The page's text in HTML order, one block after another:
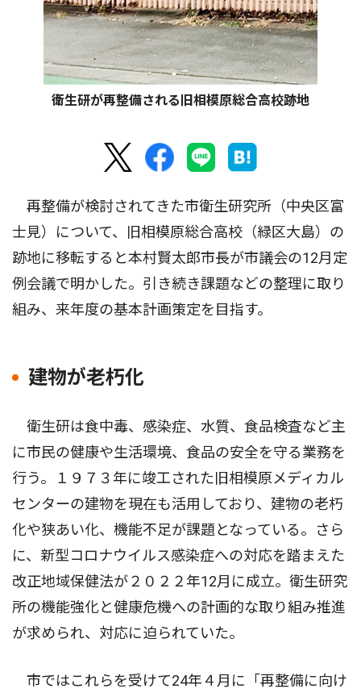
衛生研が再整備される旧相模原総合高校跡地
再整備が検討されてきた市衛生研究所（中央区富
士見）について、旧相模原総合高校（緑区大島）の
跡地に移転すると本村賢太郎市長が市議会の12月定
例会議で明かした。引き続き課題などの整理に取り
組み、来年度の基本計画策定を目指す。
建物が老朽化
衛生研は食中毒、感染症、水質、食品検査など主
に市民の健康や生活環境、食品の安全を守る業務を
行う。１９７３年に竣工された旧相模原メディカル
センターの建物を現在も活用しており、建物の老朽
化や狭あい化、機能不足が課題となっている。さら
に、新型コロナウイルス感染症への対応を踏まえた
改正地域保健法が２０２２年12月に成立。衛生研究
所の機能強化と健康危機への計画的な取り組み推進
が求められ、対応に迫られていた。
市ではこれらを受けて24年４月に「再整備に向け